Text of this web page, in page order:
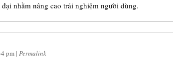
nhằm nâng cao trải nghiệm người dùng.
pm | Permalink